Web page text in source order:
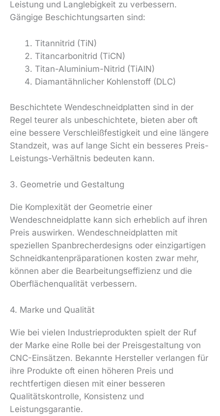
Leistung und Langlebigkeit zu verbessern.
Gängige Beschichtungsarten sind:
Titannitrid (TiN)
Titancarbonitrid (TiCN)
Titan-Aluminium-Nitrid (TiAlN)
Diamantähnlicher Kohlenstoff (DLC)
Beschichtete Wendeschneidplatten sind in der
Regel teurer als unbeschichtete, bieten aber oft
eine bessere Verschleißfestigkeit und eine längere
Standzeit, was auf lange Sicht ein besseres Preis-
Leistungs-Verhältnis bedeuten kann.
3. Geometrie und Gestaltung
Die Komplexität der Geometrie einer
Wendeschneidplatte kann sich erheblich auf ihren
Preis auswirken. Wendeschneidplatten mit
speziellen Spanbrecherdesigns oder einzigartigen
Schneidkantenpräparationen kosten zwar mehr,
können aber die Bearbeitungseffizienz und die
Oberflächenqualität verbessern.
4. Marke und Qualität
Wie bei vielen Industrieprodukten spielt der Ruf
der Marke eine Rolle bei der Preisgestaltung von
CNC-Einsätzen. Bekannte Hersteller verlangen für
ihre Produkte oft einen höheren Preis und
rechtfertigen diesen mit einer besseren
Qualitätskontrolle, Konsistenz und
Leistungsgarantie.